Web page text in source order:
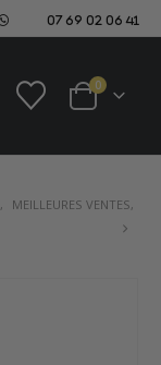
07 69 02 06 41
0
, MEILLEURES VENTES,